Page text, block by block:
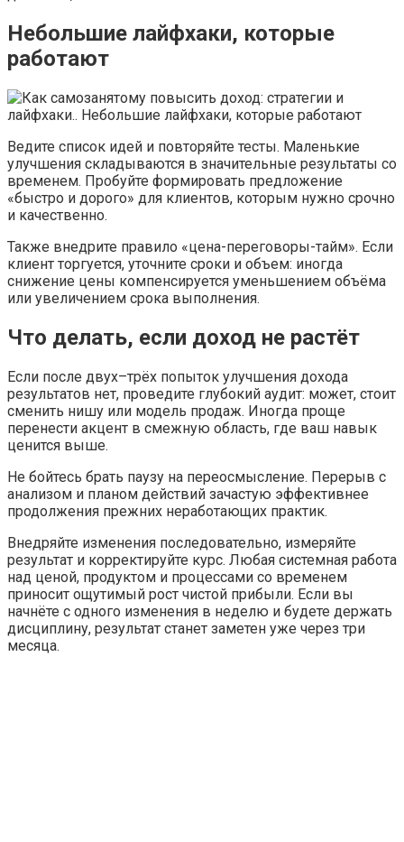
Небольшие лайфхаки, которые
работают
Ведите список идей и повторяйте тесты. Маленькие
улучшения складываются в значительные результаты со
временем. Пробуйте формировать предложение
«быстро и дорого» для клиентов, которым нужно срочно
и качественно.
Также внедрите правило «цена-переговоры-тайм». Если
клиент торгуется, уточните сроки и объем: иногда
снижение цены компенсируется уменьшением объёма
или увеличением срока выполнения.
Что делать, если доход не растёт
Если после двух–трёх попыток улучшения дохода
результатов нет, проведите глубокий аудит: может, стоит
сменить нишу или модель продаж. Иногда проще
перенести акцент в смежную область, где ваш навык
ценится выше.
Не бойтесь брать паузу на переосмысление. Перерыв с
анализом и планом действий зачастую эффективнее
продолжения прежних неработающих практик.
Внедряйте изменения последовательно, измеряйте
результат и корректируйте курс. Любая системная работа
над ценой, продуктом и процессами со временем
приносит ощутимый рост чистой прибыли. Если вы
начнёте с одного изменения в неделю и будете держать
дисциплину, результат станет заметен уже через три
месяца.